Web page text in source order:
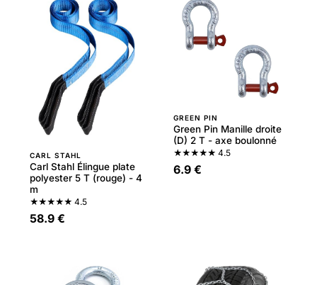
CARL STAHL
Carl Stahl Élingue plate
polyester 5 T (rouge) - 4
m
★★★★★ 4.5
58.9 €
GREEN PIN
Green Pin Manille droite
(D) 2 T - axe boulonné
★★★★★ 4.5
6.9 €